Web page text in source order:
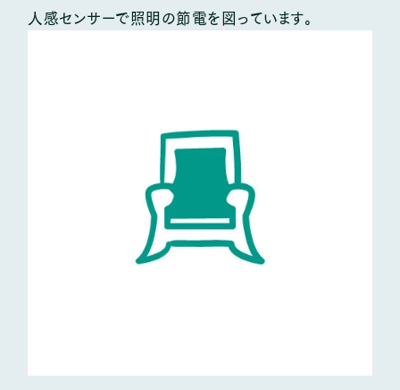
人感センサーで照明の節電を図っています。